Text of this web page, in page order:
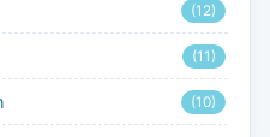
(12)
(11)
(10)